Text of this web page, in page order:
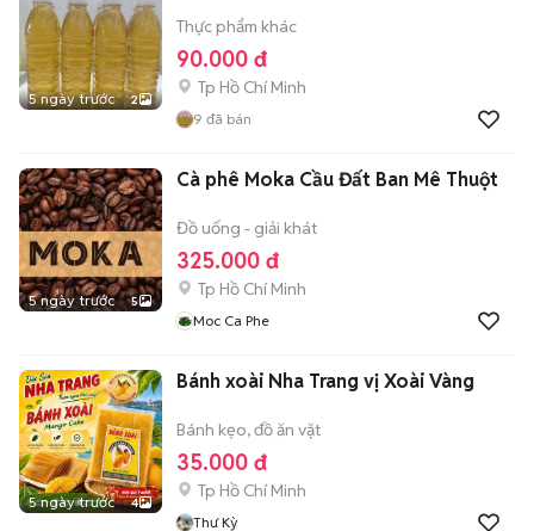
5 ngày trước 2
Thực phẩm khác
90.000 đ
Tp Hồ Chí Minh
9 đã bán
5 ngày trước 5
Cà phê Moka Cầu Đất Ban Mê Thuột
Đồ uống - giải khát
325.000 đ
Tp Hồ Chí Minh
Moc Ca Phe
5 ngày trước 4
Bánh xoài Nha Trang vị Xoài Vàng
Bánh kẹo, đồ ăn vặt
35.000 đ
Tp Hồ Chí Minh
Thư Kỳ